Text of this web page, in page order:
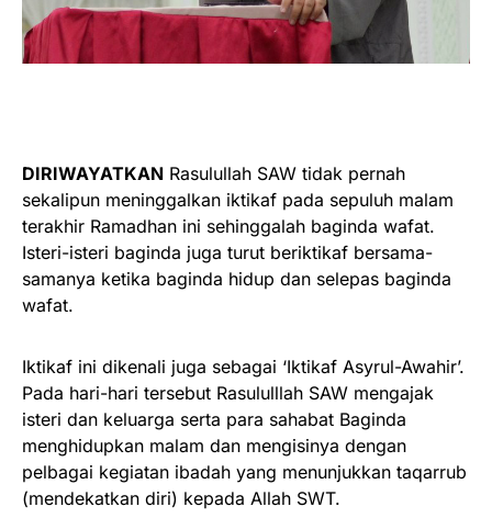
DIRIWAYATKAN Rasulullah SAW tidak pernah
sekalipun meninggalkan iktikaf pada sepuluh malam
terakhir Ramadhan ini sehinggalah baginda wafat.
Isteri-isteri baginda juga turut beriktikaf bersama-
samanya ketika baginda hidup dan selepas baginda
wafat.
Iktikaf ini dikenali juga sebagai ‘Iktikaf Asyrul-Awahir’.
Pada hari-hari tersebut Rasululllah SAW mengajak
isteri dan keluarga serta para sahabat Baginda
menghidupkan malam dan mengisinya dengan
pelbagai kegiatan ibadah yang menunjukkan taqarrub
(mendekatkan diri) kepada Allah SWT.